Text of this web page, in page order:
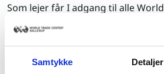
Samtykke Detaljer
Som lejer får I adgang til alle
Restaurant, møde-, og
Fitnesscenter og Healthcare